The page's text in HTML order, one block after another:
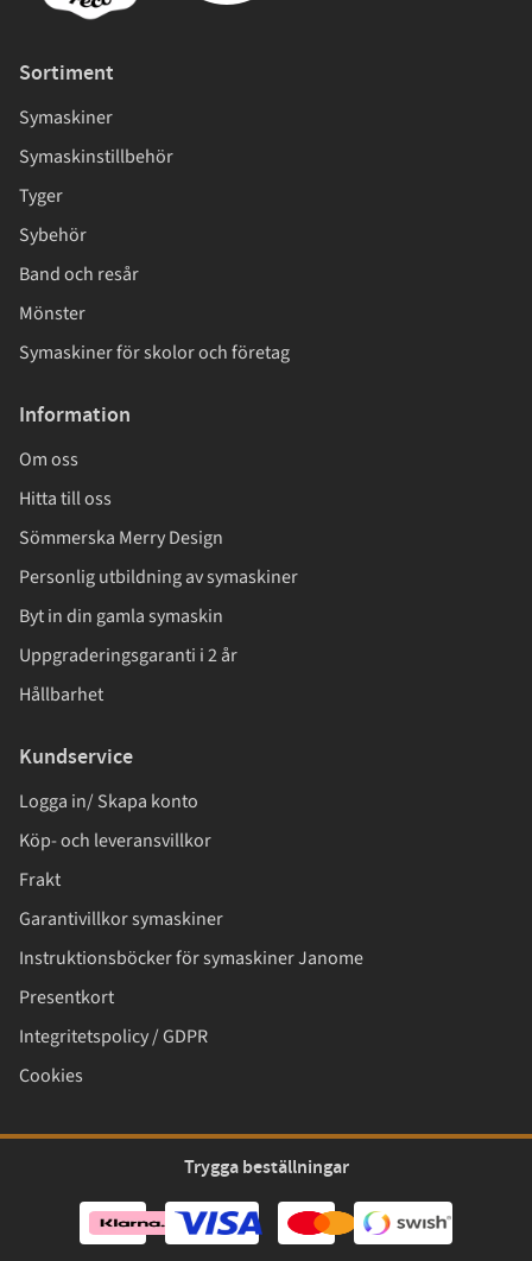
Sortiment
Symaskiner
Symaskinstillbehör
Tyger
Sybehör
Band och resår
Mönster
Symaskiner för skolor och företag
Information
Om oss
Hitta till oss
Sömmerska Merry Design
Personlig utbildning av symaskiner
Byt in din gamla symaskin
Uppgraderingsgaranti i 2 år
Hållbarhet
Kundservice
Logga in/ Skapa konto
Köp- och leveransvillkor
Frakt
Garantivillkor symaskiner
Instruktionsböcker för symaskiner Janome
Presentkort
Integritetspolicy / GDPR
Cookies
Trygga beställningar